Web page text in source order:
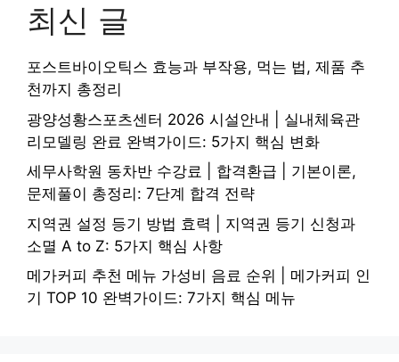
최신 글
포스트바이오틱스 효능과 부작용, 먹는 법, 제품 추
천까지 총정리
광양성황스포츠센터 2026 시설안내 | 실내체육관
리모델링 완료 완벽가이드: 5가지 핵심 변화
세무사학원 동차반 수강료 | 합격환급 | 기본이론,
문제풀이 총정리: 7단계 합격 전략
지역권 설정 등기 방법 효력 | 지역권 등기 신청과
소멸 A to Z: 5가지 핵심 사항
메가커피 추천 메뉴 가성비 음료 순위 | 메가커피 인
기 TOP 10 완벽가이드: 7가지 핵심 메뉴